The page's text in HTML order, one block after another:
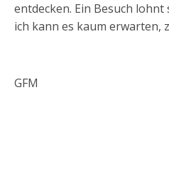
entdecken. Ein Besuch
ich kann es kaum erwarten,
GFM